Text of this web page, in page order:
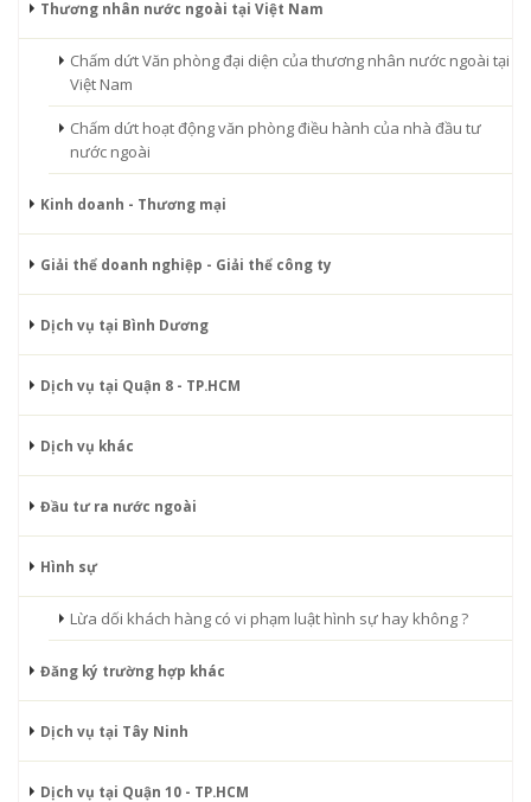
Thương nhân nước ngoài tại Việt Nam
Chấm dứt Văn phòng đại diện của thương nhân nước ngoài tại
Việt Nam
Chấm dứt hoạt động văn phòng điều hành của nhà đầu tư
nước ngoài
Kinh doanh - Thương mại
Giải thể doanh nghiệp - Giải thể công ty
Dịch vụ tại Bình Dương
Dịch vụ tại Quận 8 - TP.HCM
Dịch vụ khác
Đầu tư ra nước ngoài
Hình sự
Lừa dối khách hàng có vi phạm luật hình sự hay không ?
Đăng ký trường hợp khác
Dịch vụ tại Tây Ninh
Dịch vụ tại Quận 10 - TP.HCM